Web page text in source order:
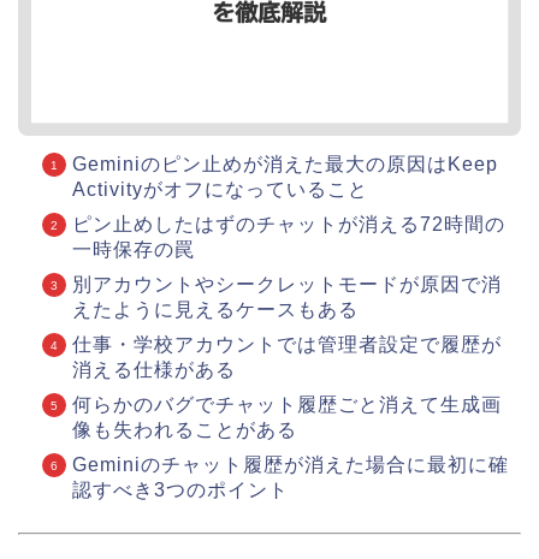
Geminiのピン止めが消えた最大の原因はKeep
Activityがオフになっていること
ピン止めしたはずのチャットが消える72時間の
一時保存の罠
別アカウントやシークレットモードが原因で消
えたように見えるケースもある
仕事・学校アカウントでは管理者設定で履歴が
消える仕様がある
何らかのバグでチャット履歴ごと消えて生成画
像も失われることがある
Geminiのチャット履歴が消えた場合に最初に確
認すべき3つのポイント